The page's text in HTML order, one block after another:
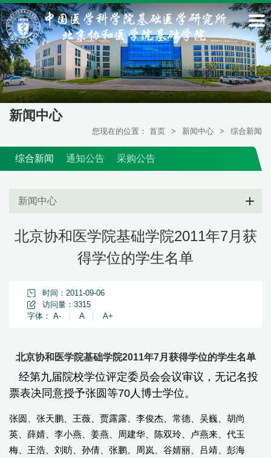
新闻中心
您现在的位置： 首页 > 新闻中心 > 综合新闻
综合新闻 通知公告 采购公告
新闻中心
北京协和医学院基础学院2011年7月获
得学位的学生名单
时间：2011-09-06
访问量： 3315
字体： A- A A+
北京协和医学院基础学院2011年7月获得学位的学生名单
经第九届院校学位评定委员会会议审议，无记名投
票表决同意授予张圆等70人博士学位。
张圆、张天鹏、王薇、贾露露、李俊杰、常德、吴巍、胡尚
英、薛婧、李小燕、姜燕、周建华、陈双玲、卢燕来、代玉
梅、王浩、刘昉、孙倩、张鹏、周岚、谷婧丽、吕靖、彭海